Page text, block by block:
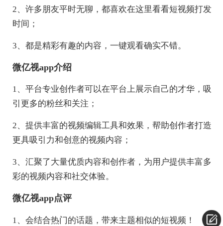
2、许多朋友平时无聊，都喜欢在这里看看短视频打发
时间；
3、都是精彩有趣的内容，一键观看确实不错。
微亿视app介绍
1、平台专业创作者可以在平台上展示自己的才华，吸
引更多的粉丝和关注；
2、提供丰富的视频编辑工具和效果，帮助创作者打造
更具吸引力和创意的视频内容；
3、汇聚了大量优质内容和创作者，为用户提供丰富多
彩的视频内容和社交体验。
微亿视app点评
1、会结合热门的话题，带来主题相似的短视频！